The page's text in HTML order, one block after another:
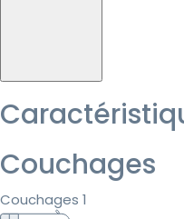
Couchages
Couchages 1